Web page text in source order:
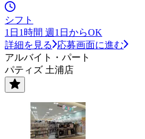
シフト
1日1時間 週1日からOK
詳細を見る
応募画面に進む
アルバイト・パート
パティズ 土浦店